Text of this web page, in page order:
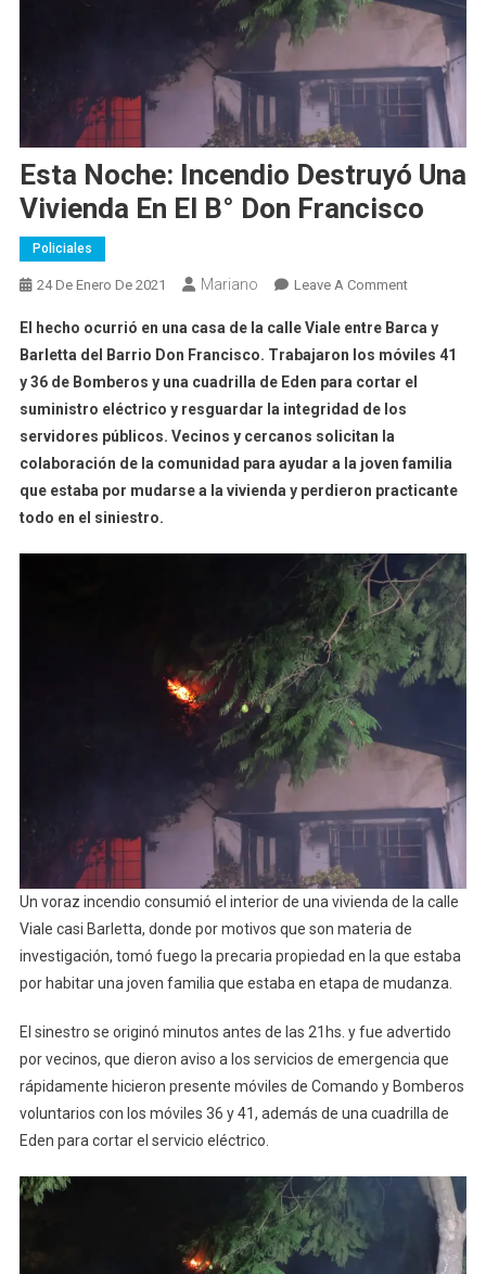
Esta Noche: Incendio Destruyó Una
Vivienda En El B° Don Francisco
Policiales
24 De Enero De 2021 Mariano Leave A CommentOn
Noche:
Incendio
Destruyó
En
El
Francisco
El hecho ocurrió en una casa de la calle Viale entre Barca y
Barletta del Barrio Don Francisco. Trabajaron los móviles 41
y 36 de Bomberos y una cuadrilla de Eden para cortar el
suministro eléctrico y resguardar la integridad de los
servidores públicos. Vecinos y cercanos solicitan la
colaboración de la comunidad para ayudar a la joven familia
que estaba por mudarse a la vivienda y perdieron practicante
todo en el siniestro.
Un voraz incendio consumió el interior de una vivienda de la calle
Viale casi Barletta, donde por motivos que son materia de
investigación, tomó fuego la precaria propiedad en la que estaba
por habitar una joven familia que estaba en etapa de mudanza.
El sinestro se originó minutos antes de las 21hs. y fue advertido
por vecinos, que dieron aviso a los servicios de emergencia que
rápidamente hicieron presente móviles de Comando y Bomberos
voluntarios con los móviles 36 y 41, además de una cuadrilla de
Eden para cortar el servicio eléctrico.